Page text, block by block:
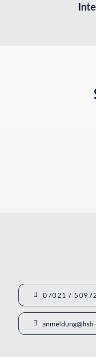
07021 /